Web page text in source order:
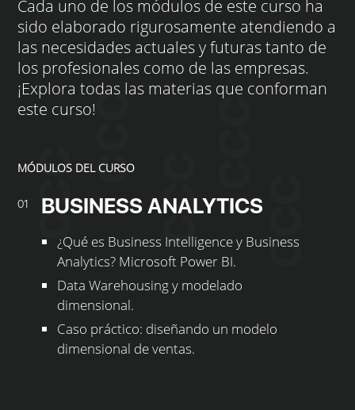
Cada uno de los módulos de este curso ha
sido elaborado rigurosamente atendiendo a
las necesidades actuales y futuras tanto de
los profesionales como de las empresas.
¡Explora todas las materias que conforman
este curso!
MÓDULOS DEL CURSO
01 BUSINESS ANALYTICS
¿Qué es Business Intelligence y Business
Analytics? Microsoft Power BI.
Data Warehousing y modelado
dimensional.
Caso práctico: diseñando un modelo
dimensional de ventas.